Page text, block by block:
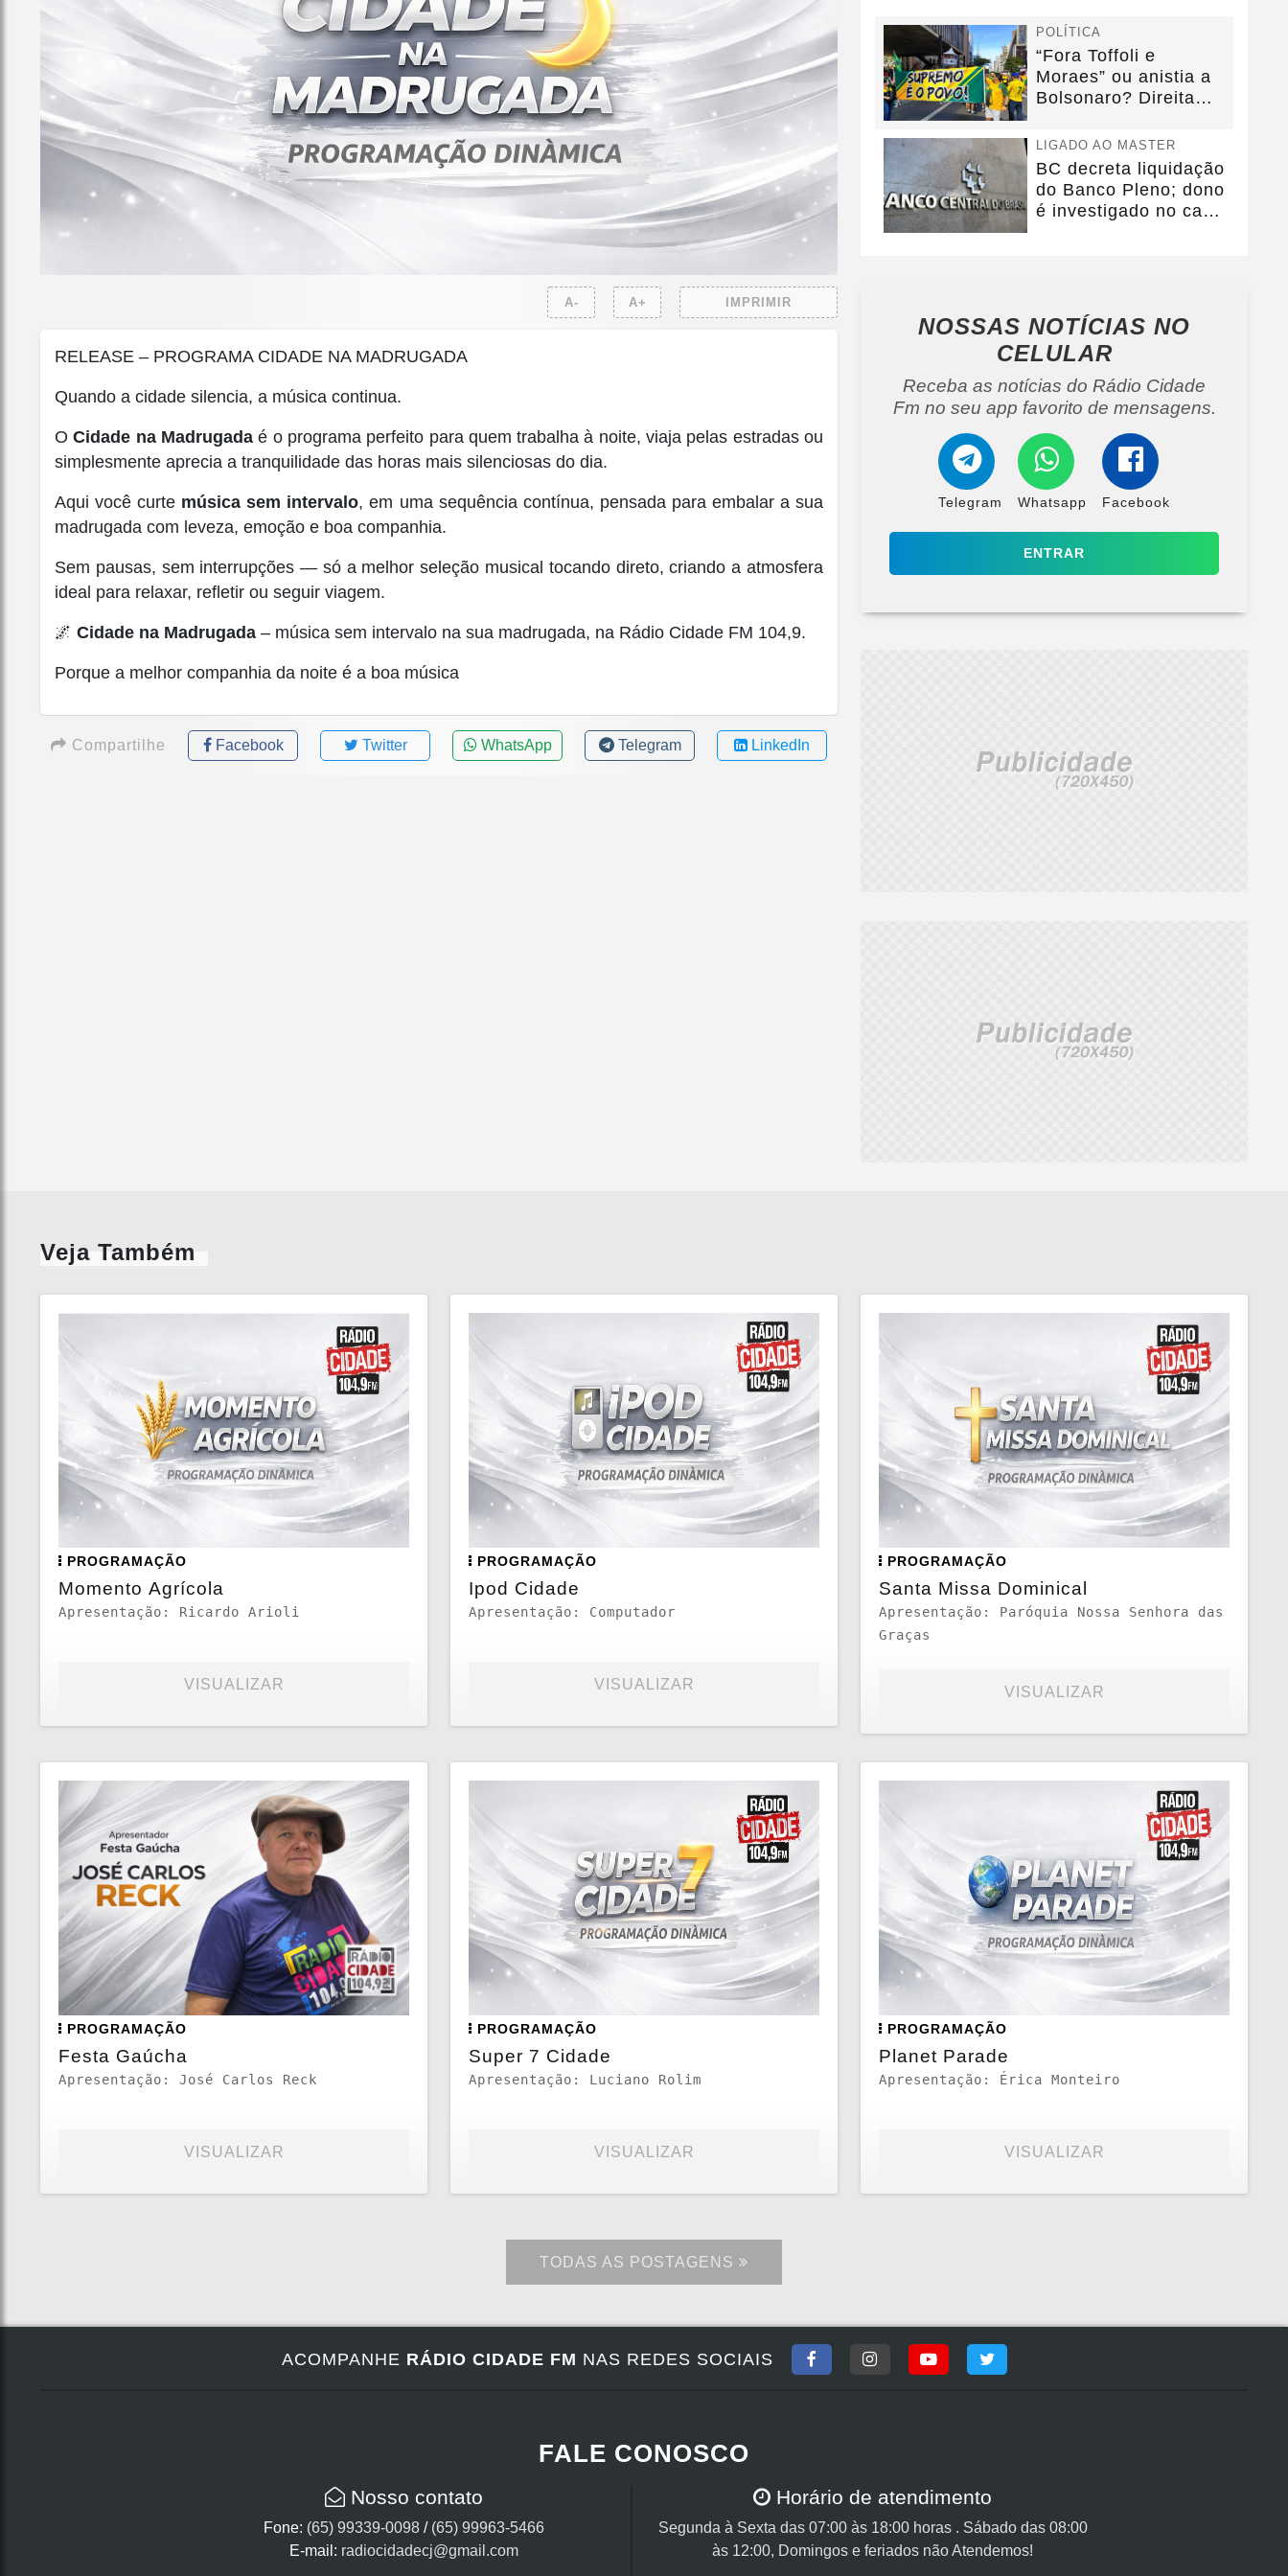
A- A+ IMPRIMIR
RELEASE – PROGRAMA CIDADE NA MADRUGADA
Quando a cidade silencia, a música continua.
OCidade na Madrugadaé o programa perfeito para quem trabalha à noite, viaja pelas estradas ou
simplesmente aprecia a tranquilidade das horas mais silenciosas do dia.
Aqui você curte música sem intervalo, em uma sequência contínua, pensada para embalar a sua
madrugada com leveza, emoção e boa companhia.
Sem pausas, sem interrupções — só a melhor seleção musical tocando direto, criando a atmosfera
ideal para relaxar, refletir ou seguir viagem.
🌌 Cidade na Madrugada – música sem intervalo na sua madrugada, na Rádio Cidade FM 104,9.
Porque a melhor companhia da noite é a boa música
Compartilhe Facebook Twitter WhatsApp Telegram LinkedIn
POLÍTICA
“Fora Toffoli e
Moraes” ou anistia a
Bolsonaro? Direita
LIGADO AO MASTER
BC decreta liquidação
do Banco Pleno; dono
é investigado no caso
NOSSAS NOTÍCIAS NO
CELULAR
Receba as notícias do Rádio Cidade
Fm no seu app favorito de mensagens.
Telegram Whatsapp Facebook
ENTRAR
Veja Também
PROGRAMAÇÃO
Momento Agrícola
Apresentação: Ricardo Arioli
VISUALIZAR
PROGRAMAÇÃO
Ipod Cidade
Apresentação: Computador
VISUALIZAR
PROGRAMAÇÃO
Santa Missa Dominical
Apresentação: Paróquia Nossa Senhora das
Graças
VISUALIZAR
PROGRAMAÇÃO
Festa Gaúcha
Apresentação: José Carlos Reck
VISUALIZAR
PROGRAMAÇÃO
Super 7 Cidade
Apresentação: Luciano Rolim
VISUALIZAR
PROGRAMAÇÃO
Planet Parade
Apresentação: Érica Monteiro
VISUALIZAR
TODAS AS POSTAGENS
ACOMPANHE RÁDIO CIDADE FM NAS REDES SOCIAIS
FALE CONOSCO
Nosso contato
Fone: (65) 99339-0098/ (65) 99963-5466
E-mail: radiocidadecj@gmail.com
Horário de atendimento
Segunda à Sexta das 07:00 às 18:00 horas . Sábado das 08:00
às 12:00, Domingos e feriados não Atendemos!